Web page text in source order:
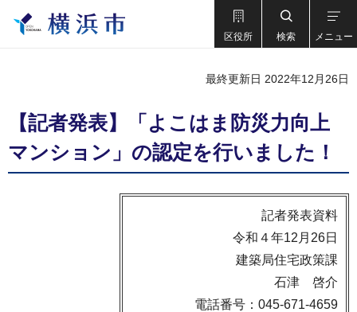
区役所 検索 メニュー
最終更新日 2022年12月26日
【記者発表】「よこはま防災力向上
マンション」の認定を行いました！
記者発表資料
令和４年12月26日
建築局住宅政策課
石津 啓介
電話番号：045-671-4659